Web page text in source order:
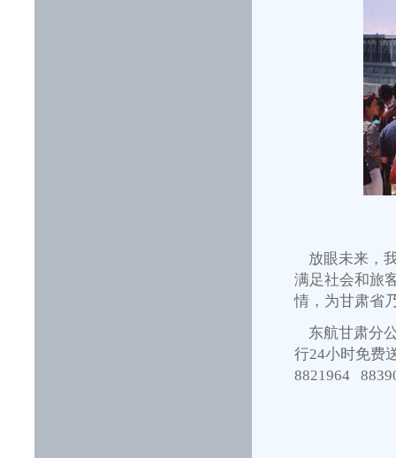
放眼未来，
满足社会和旅
情，为甘肃省
东航甘肃分
行24小时免费
8821964